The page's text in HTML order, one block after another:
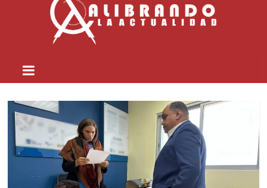
Medio Ambiente impulsa piloto para modernizar la refrigeración
Luisa María Güell ofrecerá concierto el 14 de agosto en Hard
Rock Café Santo Domingo